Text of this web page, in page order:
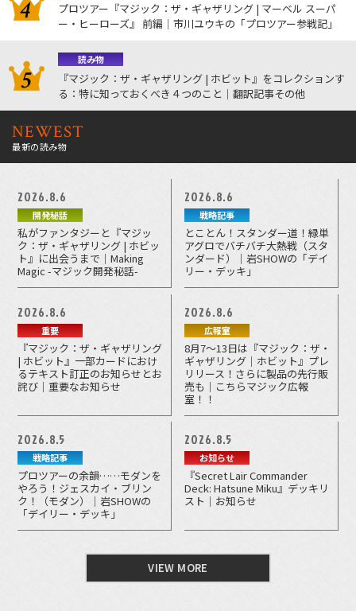
プロツアー『マジック：ザ・ギャザリング | マーベル スーパ
ー・ヒーローズ』 前編｜市川ユウキの「プロツアー参戦記」
読み物
『マジック：ザ・ギャザリング | ホビット』をコレクションす
る：特に知っておくべき４つのこと｜翻訳記事その他
NEWEST
最新の読み物
2026.8.6
開発秘話
私がファンタジーと『マジッ
ク：ザ・ギャザリング | ホビッ
ト』に出会うまで｜Making
Magic -マジック開発秘話-
2026.8.6
戦略記事
とことん！スタンダー道！緑単
アグロでバチバチ大熱戦（スタ
ンダード）｜岩SHOWの「デイ
リー・デッキ」
2026.8.6
重要
『マジック：ザ・ギャザリング
| ホビット』一部カードにおけ
るテキスト訂正のお知らせとお
詫び｜重要なお知らせ
2026.8.6
広報室
8月7～13日は『マジック：ザ・
ギャザリング｜ホビット』プレ
リリース！さらに製品の先行販
売も｜こちらマジック広報
室！！
2026.8.5
戦略記事
プロツアーの余韻……モダンを
やろう！ジェスカイ・ブリン
ク！（モダン）｜岩SHOWの
「デイリー・デッキ」
2026.8.5
お知らせ
『Secret Lair Commander
Deck: Hatsune Miku』デッキリ
スト｜お知らせ
VIEW MORE